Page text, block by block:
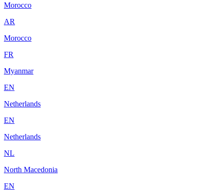
Morocco
AR
Morocco
FR
Myanmar
EN
Netherlands
EN
Netherlands
NL
North Macedonia
EN